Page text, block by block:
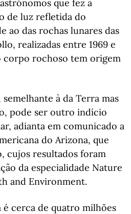
que fez a
de luz refletida do
ao das rochas lunares das
realizadas entre 1969 e
corpo rochoso tem origem
à da Terra mas
pode ser outro indício
adianta em comunicado a
do Arizona, que
cujos resultados foram
da especialidade Nature
and Environment.
é cerca de quatro milhões